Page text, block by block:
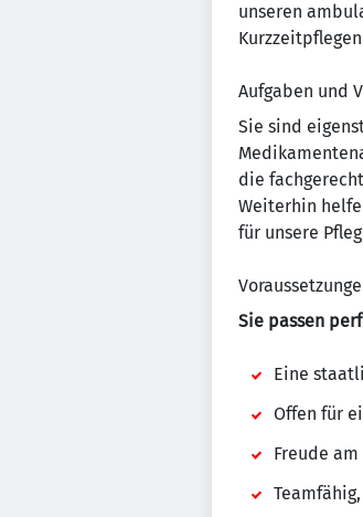
unseren
Aufgaben und
Sie sind
die
Weiterhin
für unsere
Sie passen
Eine
Offen für
Freude